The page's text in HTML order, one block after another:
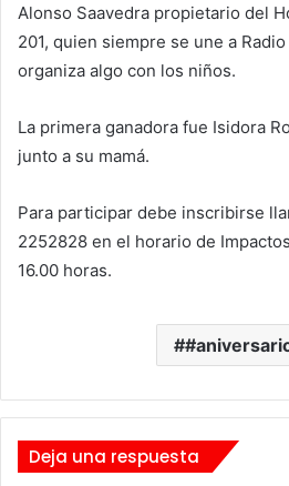
Alonso Saavedra propietario del
201, quien siempre se une a
organiza algo con los niños.
La primera ganadora fue Isidora
junto a su mamá.
Para participar debe inscribirse
2252828 en el horario de
16.00 horas.
Deja una respuesta